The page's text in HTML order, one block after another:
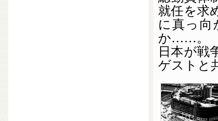
就任を求
に真っ向
か……。
日本が戦
ゲストと